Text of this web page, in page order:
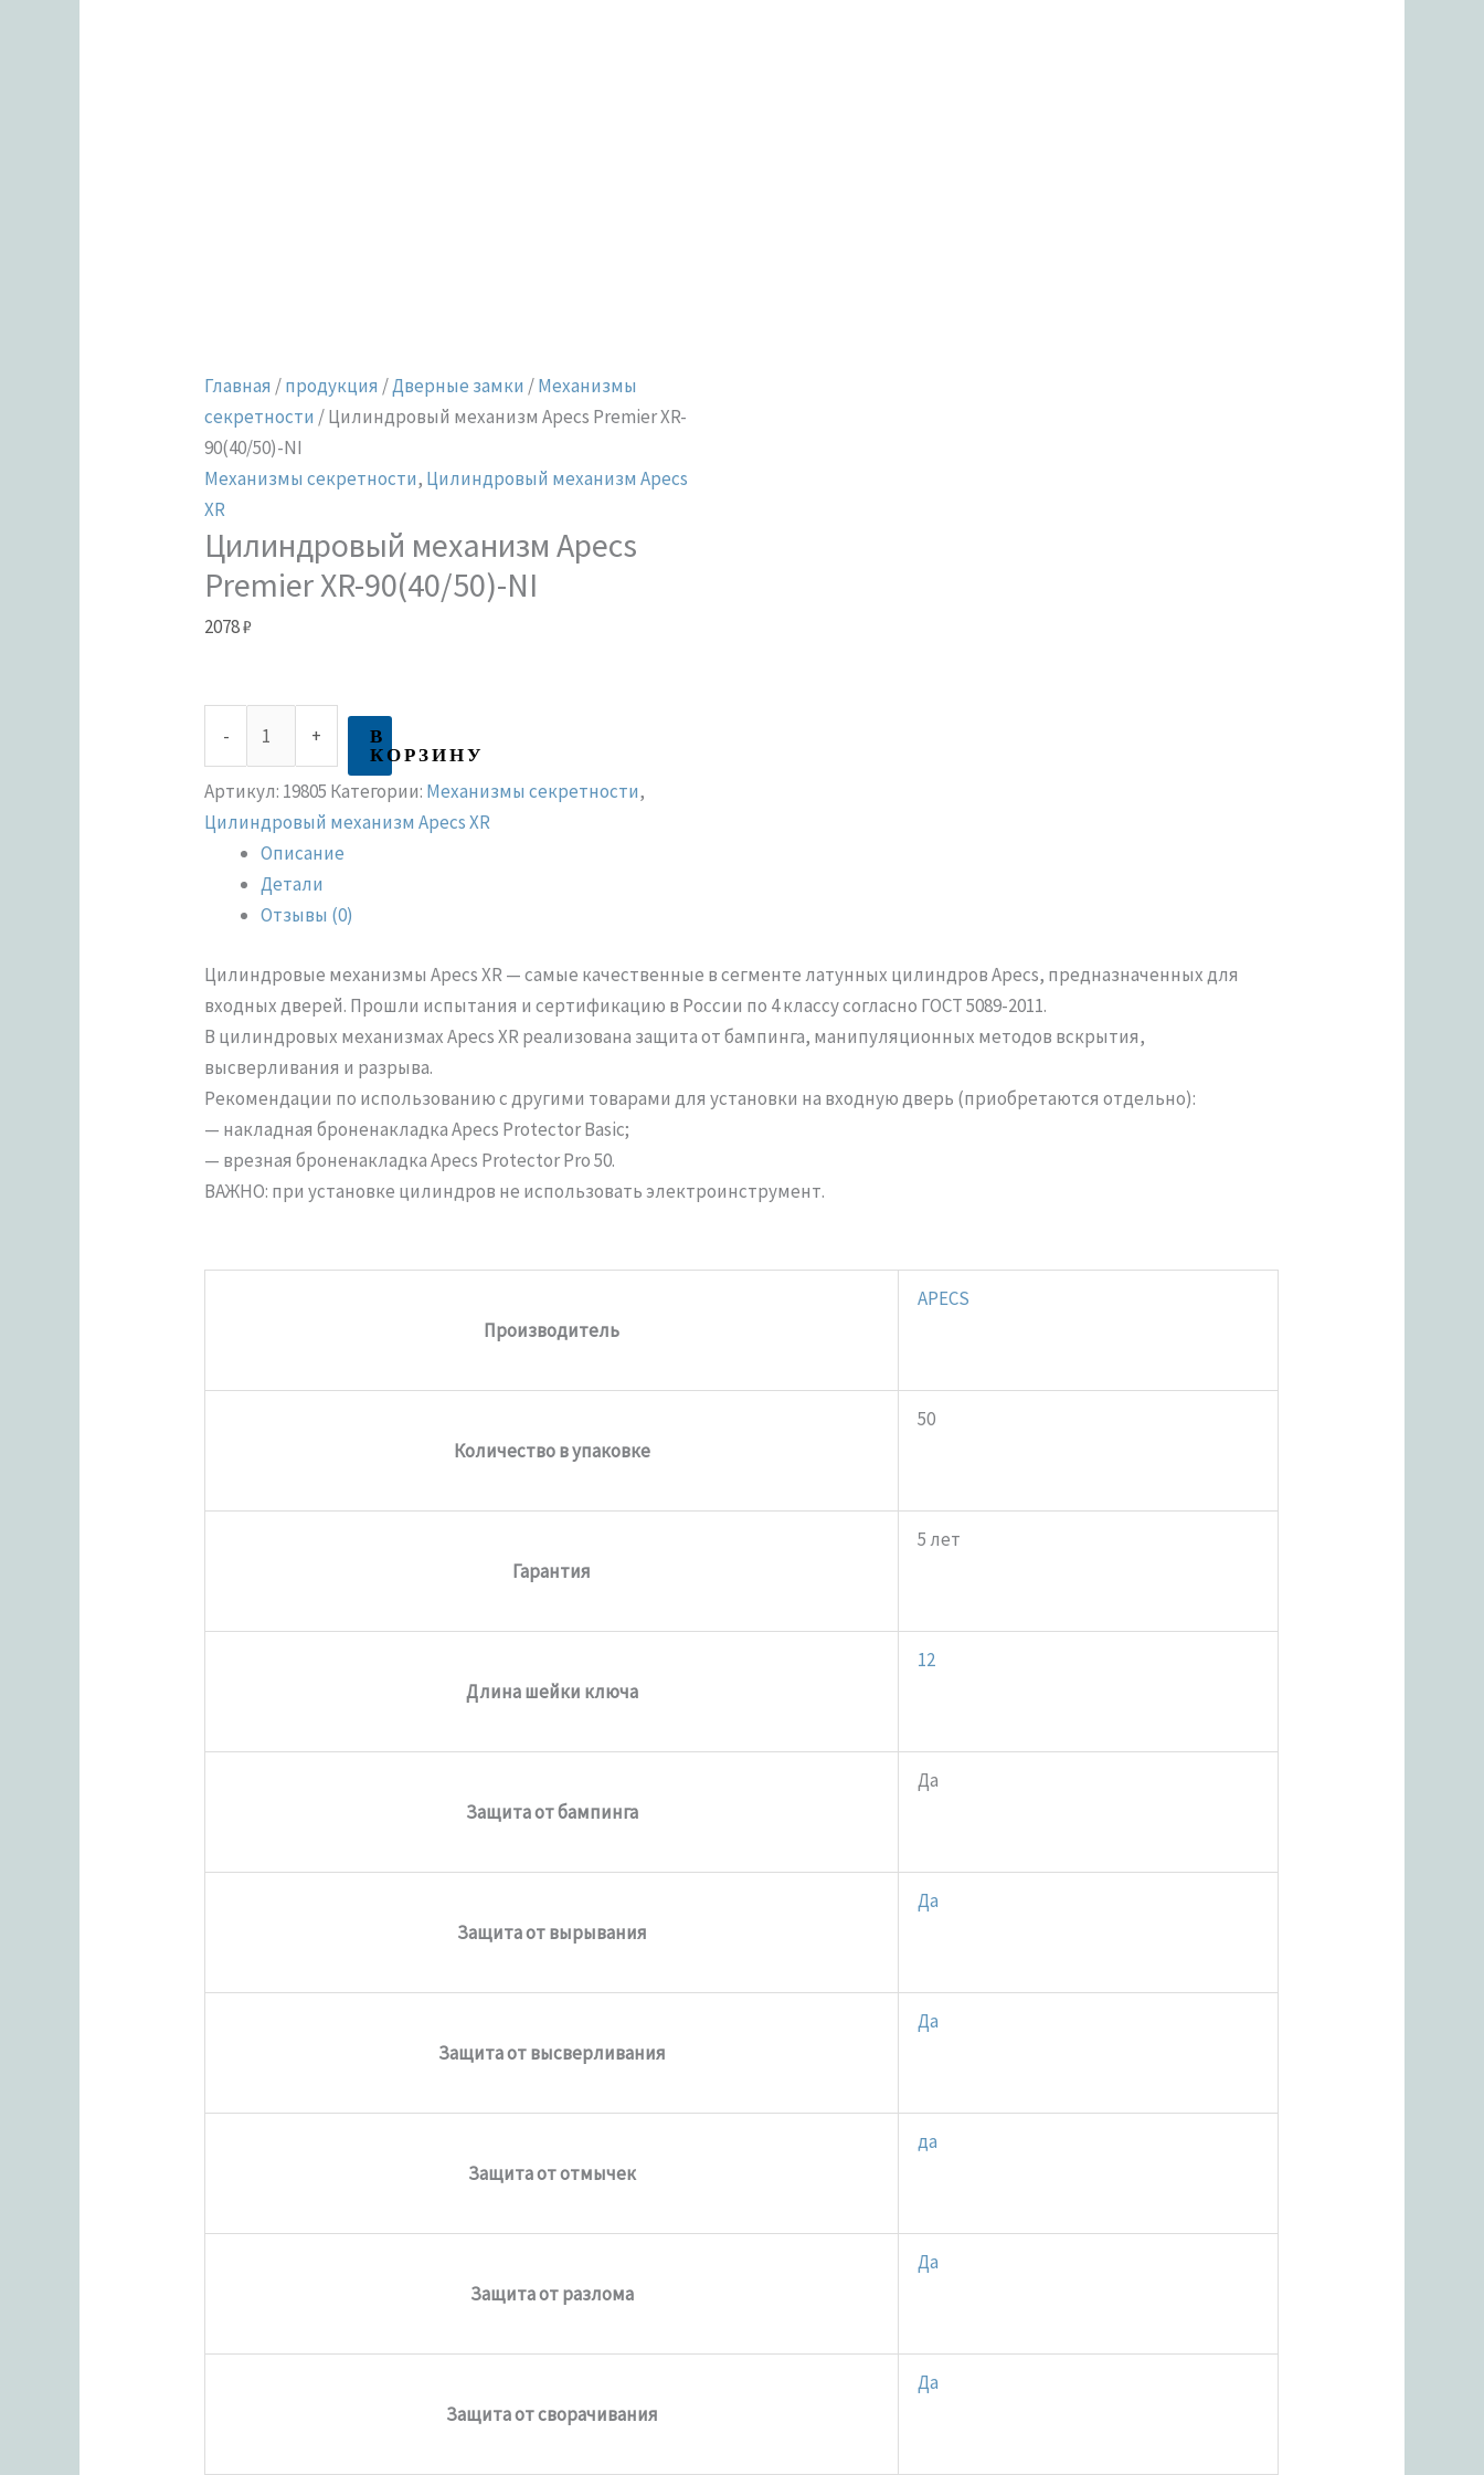
Главная /продукция /Дверные замки /Механизмы
секретности / Цилиндровый механизм Apecs Premier XR-
90(40/50)-NI
Механизмы секретности, Цилиндровый механизм Apecs
XR
Цилиндровый механизм Apecs
Premier XR-90(40/50)-NI
2078₽
- + В
КОРЗИНУ
Артикул: 19805 Категории: Механизмы секретности,
Цилиндровый механизм Apecs XR
Описание
Детали
Отзывы (0)
Цилиндровые механизмы Apecs XR — самые качественные в сегменте латунных цилиндров Apecs, предназначенных для
входных дверей. Прошли испытания и сертификацию в России по 4 классу согласно ГОСТ 5089-2011.
В цилиндровых механизмах Apecs XR реализована защита от бампинга, манипуляционных методов вскрытия,
высверливания и разрыва.
Рекомендации по использованию с другими товарами для установки на входную дверь (приобретаются отдельно):
— накладная броненакладка Apecs Protector Basic;
— врезная броненакладка Apecs Protector Pro 50.
ВАЖНО: при установке цилиндров не использовать электроинструмент.
Производитель
APECS
Количество в упаковке
50
Гарантия
5 лет
Длина шейки ключа
12
Защита от бампинга
Да
Защита от вырывания
Да
Защита от высверливания
Да
Защита от отмычек
да
Защита от разлома
Да
Защита от сворачивания
Да